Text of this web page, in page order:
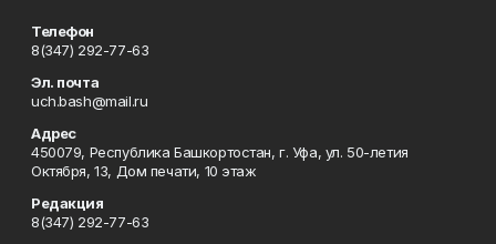
Телефон
8(347) 292-77-63
Эл. почта
uch.bash@mail.ru
Адрес
450079, Республика Башкортостан, г. Уфа, ул. 50-летия
Октября, 13, Дом печати, 10 этаж
Редакция
8(347) 292-77-63